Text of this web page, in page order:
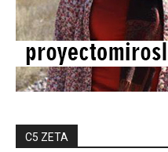
C5 ZETA